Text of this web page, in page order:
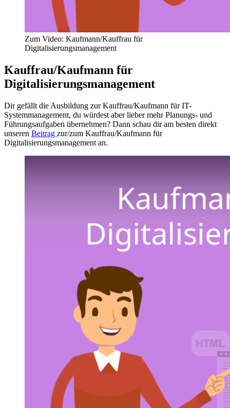
Zum Video: Kaufmann/Kauffrau für
Digitalisierungsmanagement
Kauffrau/Kaufmann für
Digitalisierungsmanagement
Dir gefällt die Ausbildung zur Kauffrau/Kaufmann für IT-
Systemmanagement, du würdest aber lieber mehr Planungs- und
Führungsaufgaben übernehmen? Dann schau dir am besten direkt
unseren Beitrag zur/zum Kauffrau/Kaufmann für
Digitalisierungsmanagement an.